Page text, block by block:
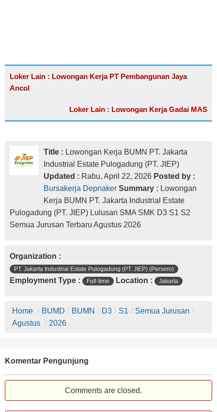
Loker Lain : Lowongan Kerja PT Pembangunan Jaya
Ancol
Loker Lain : Lowongan Kerja Gadai MAS
Title : Lowongan Kerja BUMN PT. Jakarta
Industrial Estate Pulogadung (PT. JIEP)
Updated : Rabu, April 22, 2026 Posted by :
Bursakerja Depnaker Summary : Lowongan
Kerja BUMN PT. Jakarta Industrial Estate
Pulogadung (PT. JIEP) Lulusan SMA SMK D3 S1 S2
Semua Jurusan Terbaru Agustus 2026
Organization :
PT. Jakarta Industrial Estate Pulogadung (PT. JIEP) (Persero)
Employment Type : Full-time Location : Jakarta
Home / BUMD / BUMN / D3 / S1 / Semua Jurusan /
Agustus / 2026
Komentar Pengunjung
Comments are closed.